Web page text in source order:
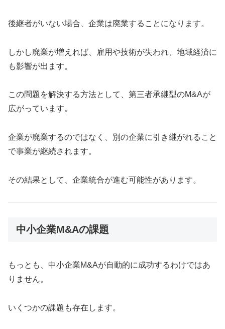
後継者がいない場合、企業は廃業することになります。
しかし廃業が増えれば、雇用や技術が失われ、地域経済に
も影響が出ます。
この問題を解決する方法として、第三者承継型のM&Aが
広がっています。
企業が廃業するのではなく、別の企業に引き継がれること
で事業が継続されます。
その結果として、企業統合が進む可能性があります。
中小企業M&Aの課題
もっとも、中小企業M&Aが自動的に成功するわけではあ
りません。
いくつかの課題も存在します。